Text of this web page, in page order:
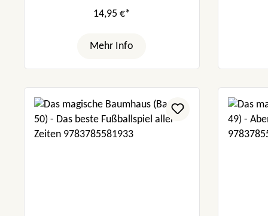
der Tiere (Bd. 43-46)
14,95 €*
Mehr Info